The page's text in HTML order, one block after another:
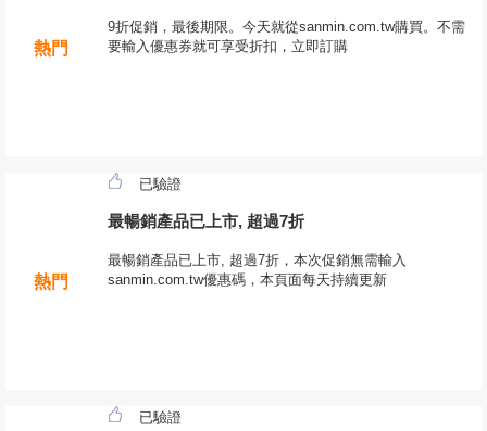
熱門
9折促銷，最後期限。今天就從sanmin.com.tw購買。不需
要輸入優惠券就可享受折扣，立即訂購
熱門
已驗證
最暢銷產品已上市, 超過7折
最暢銷產品已上市, 超過7折，本次促銷無需輸入
sanmin.com.tw優惠碼，本頁面每天持續更新
已驗證